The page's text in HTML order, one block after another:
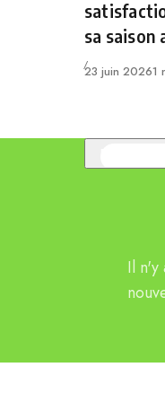
sa saison
Publié
23 juin 20261
Il n'y